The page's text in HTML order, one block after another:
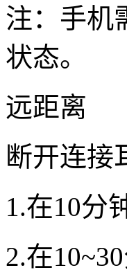
注：手机
状态。
远距离
断开连接
1.在10分
2.在